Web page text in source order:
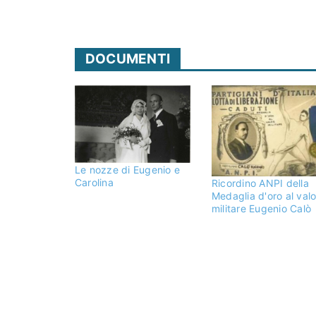
DOCUMENTI
Le nozze di Eugenio e
Carolina
Ricordino ANPI della
Medaglia d'oro al
militare Eugenio Calò